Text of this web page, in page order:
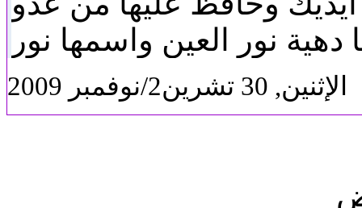
نور العين واسمها نور
الإثنين, 30 تشرين2/نوفمبر 2009